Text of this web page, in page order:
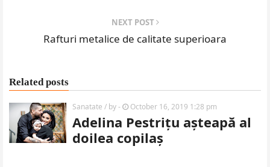
NEXT POST
Rafturi metalice de calitate superioara
Related posts
Sanatate / by- October 16, 2019 1:28 pm
Adelina Pestrițu așteapă al
doilea copilaș